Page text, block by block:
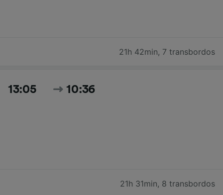
21h 42min, 7 transbordos
13:05 10:36
21h 31min, 8 transbordos